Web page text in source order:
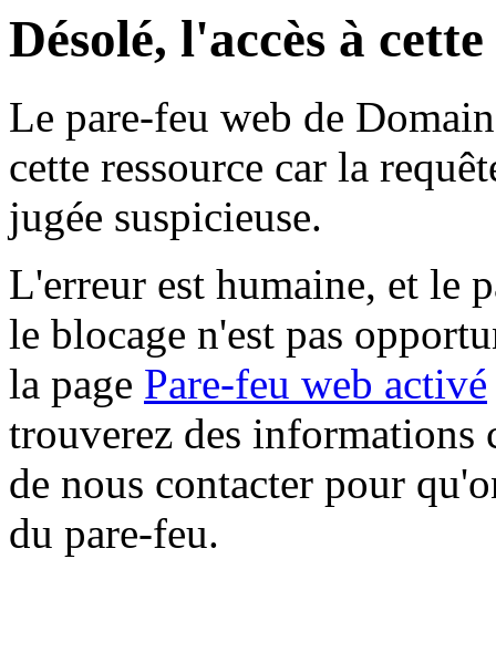
Désolé, l'accès à
Le pare-feu web de
cette ressource car la
jugée suspicieuse.
L'erreur est humaine, et le
le blocage n'est pas
la page Pare-feu web activé
trouverez des informations
de nous contacter pour
du pare-feu.